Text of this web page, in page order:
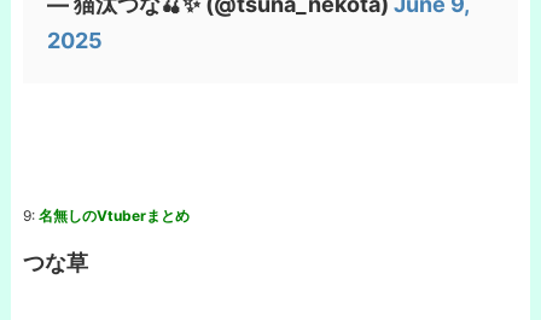
2025
9: 名無しのVtuberまとめ
つな草